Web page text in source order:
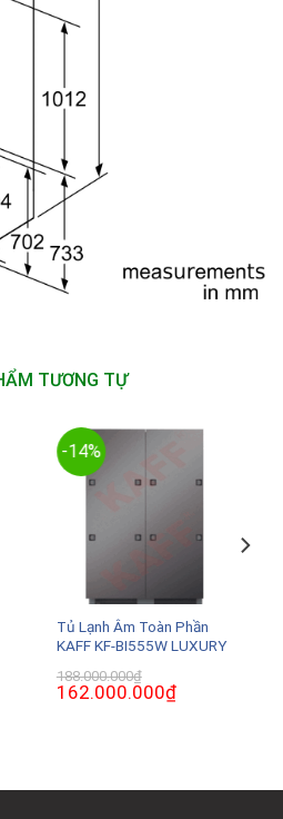
TƯƠNG TỰ
-14%
Tủ Lạnh Âm Toàn Phần
KAFF KF-BI555W LUXURY
188.000.000₫
Giá
gốc
162.000.000₫Giá
hiện